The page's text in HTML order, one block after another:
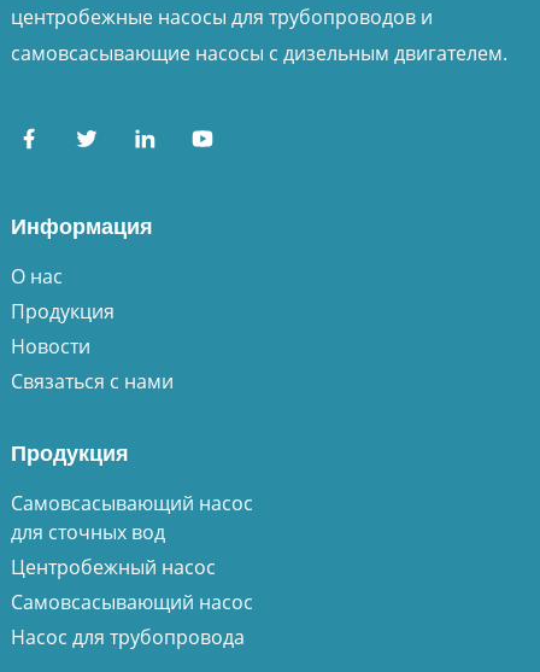
центробежные насосы для трубопроводов и
самовсасывающие насосы с дизельным двигателем.
Информация
О нас
Продукция
Новости
Связаться с нами
Продукция
Самовсасывающий насос
для сточных вод
Центробежный насос
Самовсасывающий насос
Насос для трубопровода